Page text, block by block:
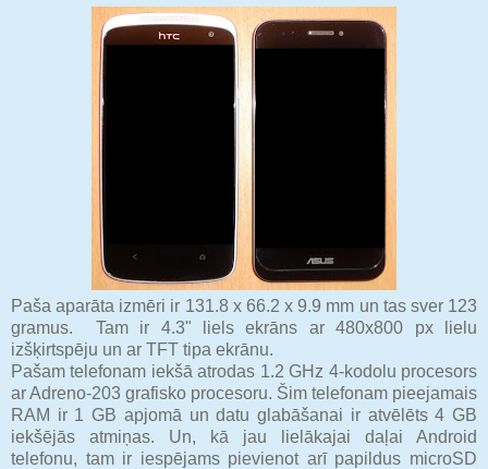
Paša aparāta izmēri ir 131.8 x 66.2 x 9.9 mm un tas sver 123
gramus. Tam ir 4.3" liels ekrāns ar 480x800 px lielu
izšķirtspēju un ar TFT tipa ekrānu.
Pašam telefonam iekšā atrodas 1.2 GHz 4-kodolu procesors
ar Adreno-203 grafisko procesoru. Šim telefonam pieejamais
RAM ir 1 GB apjomā un datu glabāšanai ir atvēlēts 4 GB
iekšējās atmiņas. Un, kā jau lielākajai daļai Android
telefonu, tam ir iespējams pievienot arī papildus microSD